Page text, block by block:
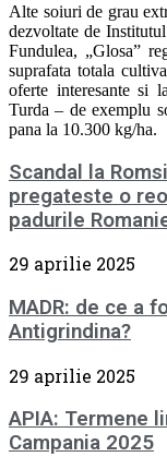
Alte soiuri de grau
dezvoltate de
Fundulea, „Glosa”
suprafata totala
oferte interesante si
Turda – de exemplu
pana la 10.300 kg/ha.
Scandal la
pregateste o
padurile
29 aprilie 2025
MADR: de ce a
Antigrindina?
29 aprilie 2025
APIA: Termene
Campania 2025